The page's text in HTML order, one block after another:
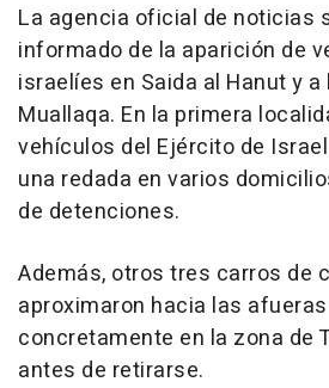
La agencia oficial de noticias
informado de la aparición de
israelíes en Saida al Hanut y
Muallaqa. En la primera
vehículos del Ejército de
una redada en varios
de detenciones.
Además, otros tres carros de
aproximaron hacia las
concretamente en la zona de
antes de retirarse.